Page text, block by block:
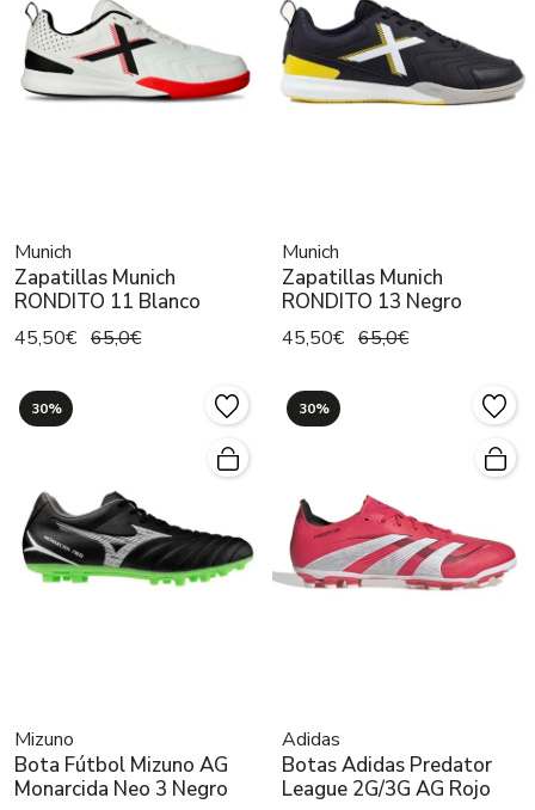
Munich
Zapatillas Munich
RONDITO 11 Blanco
45,50€ 65,0€
Munich
Zapatillas Munich
RONDITO 13 Negro
45,50€ 65,0€
30%
Mizuno
Bota Fútbol Mizuno AG
Monarcida Neo 3 Negro
30%
Adidas
Botas Adidas Predator
League 2G/3G AG Rojo